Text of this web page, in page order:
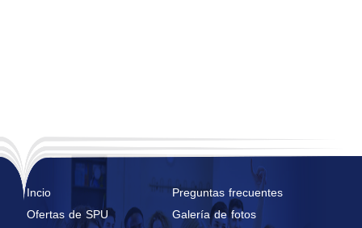
Incio
Preguntas frecuentes
Ofertas de SPU
Galería de fotos